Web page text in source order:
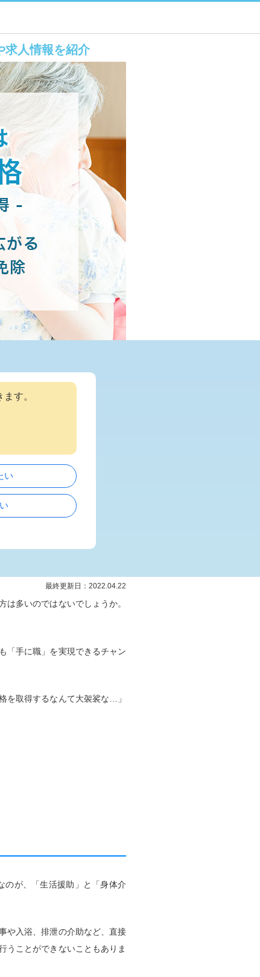
求人情報を紹介
す。
い
最終更新日：2022.04.22
多いのではないでしょうか。
「手に職」を実現できるチャン
を取得するなんて大袈裟な…」
のが、「生活援助」と「身体介
や入浴、排泄の介助など、直接
うことができないこともありま